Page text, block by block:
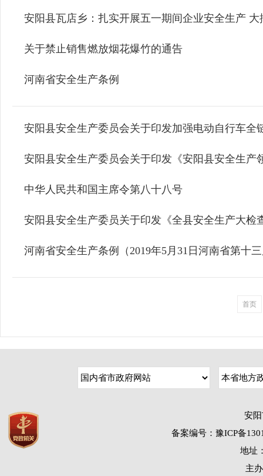
安阳县瓦店乡：扎实开展五一期间企业安全生产 大
关于禁止销售燃放烟花爆竹的通告
河南省安全生产条例
安阳县安全生产委员会关于印发加强电动自行车
安阳县安全生产委员会关于印发《安阳县安全生产
中华人民共和国主席令第八十八号
安阳县安全生产委员关于印发《全县安全生产大检
河南省安全生产条例（2019年5月31日河南省第十
首页
安
备案编号：豫ICP备
地址
主